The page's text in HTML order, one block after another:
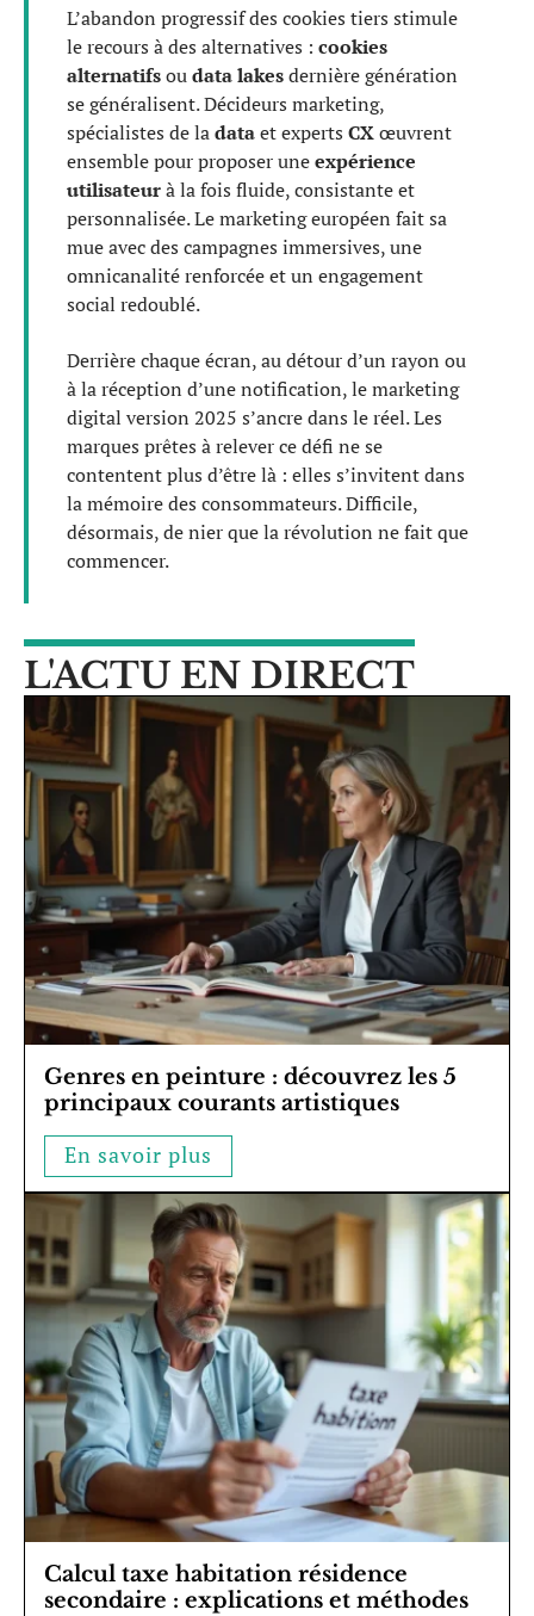
L’abandon progressif des cookies tiers stimule
le recours à des alternatives : cookies
alternatifsoudata lakesdernière génération
se généralisent. Décideurs marketing,
spécialistes de ladataet experts CXœuvrent
ensemble pour proposer uneexpérience
utilisateurà la fois fluide, consistante et
personnalisée. Le marketing européen fait sa
mue avec des campagnes immersives, une
omnicanalité renforcée et un engagement
social redoublé.
Derrière chaque écran, au détour d’un rayon ou
à la réception d’une notification, le marketing
digital version 2025 s’ancre dans le réel. Les
marques prêtes à relever ce défi ne se
contentent plus d’être là : elles s’invitent dans
la mémoire des consommateurs. Difficile,
désormais, de nier que la révolution ne fait que
commencer.
L'ACTU EN DIRECT
Genres en peinture : découvrez les 5
principaux courants artistiques
En savoir plus
Calcul taxe habitation résidence
secondaire : explications et méthodes